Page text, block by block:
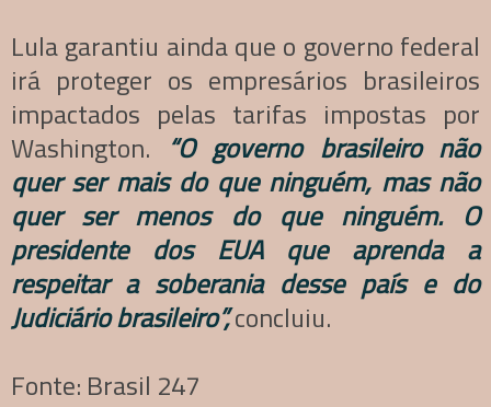
Lula garantiu ainda que o governo federal
irá proteger os empresários brasileiros
impactados pelas tarifas impostas por
Washington. “O governo brasileiro não
quer ser mais do que ninguém, mas não
quer ser menos do que ninguém. O
presidente dos EUA que aprenda a
respeitar a soberania desse país e do
Judiciário brasileiro”,concluiu.
Fonte: Brasil 247